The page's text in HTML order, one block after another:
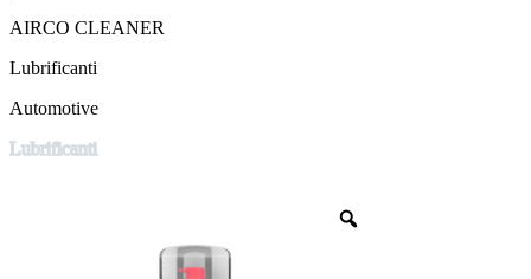
AIRCO CLEANER
Lubrificanti
Automotive
Lubrificanti